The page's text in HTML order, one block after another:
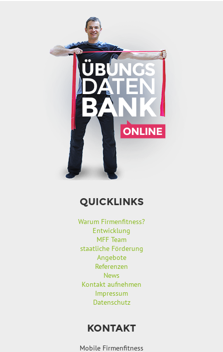
QUICKLINKS
Warum Firmenfitness?
Entwicklung
MFF Team
staatliche Förderung
Angebote
Referenzen
News
Kontakt aufnehmen
Impressum
Datenschutz
KONTAKT
Mobile Firmenfitness